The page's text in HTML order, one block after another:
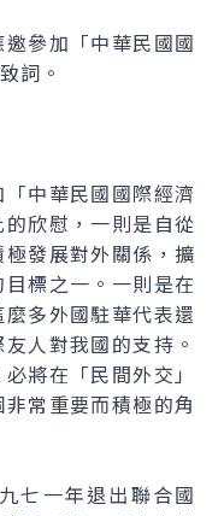
參加「中華民國國
詞。
中華民國國際經濟
欣慰，一則是自從
發展對外關係，擴
標之一。一則是在
多外國駐華代表還
人對我國的支持。
將在「民間外交」
常重要而積極的角
一年退出聯合國